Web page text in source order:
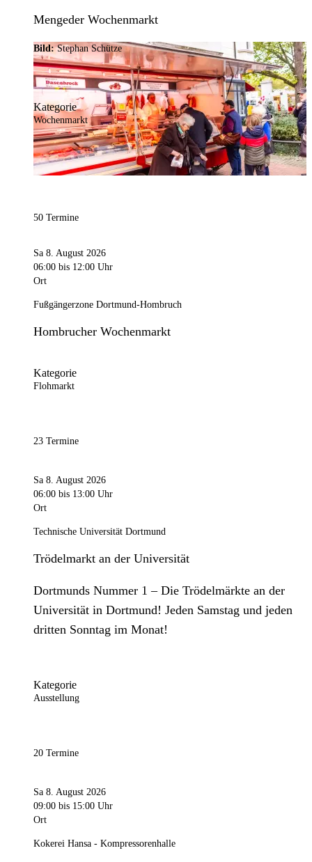
Mengeder Wochenmarkt
Bild:Stephan Schütze
Kategorie
Wochenmarkt
50 Termine
Sa 8. August 2026
06:00 bis 12:00 Uhr
Ort
Fußgängerzone Dortmund-Hombruch
Hombrucher Wochenmarkt
Kategorie
Flohmarkt
23 Termine
Sa 8. August 2026
06:00 bis 13:00 Uhr
Ort
Technische Universität Dortmund
Trödelmarkt an der Universität
Dortmunds Nummer 1 – Die Trödelmärkte an der
Universität in Dortmund! Jeden Samstag und jeden
dritten Sonntag im Monat!
Kategorie
Ausstellung
20 Termine
Sa 8. August 2026
09:00 bis 15:00 Uhr
Ort
Kokerei Hansa - Kompressorenhalle